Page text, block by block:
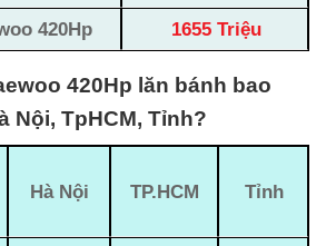
420Hp
1655 Triệu
420Hp lăn bánh bao
Nội, TpHCM, Tỉnh?
Hà Nội TP.HCM Tỉnh